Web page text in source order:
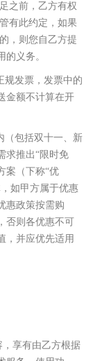
之前，乙方有权
有此约定，如果
，则您自乙方提
义务。
规发票，发票中的
金额不计算在开
（包括双十一、新
求推出“限时免
案（下称“优
如甲方属于优惠
惠政策按需购
否则各优惠不可
，并应优先适用
享有由乙方根据